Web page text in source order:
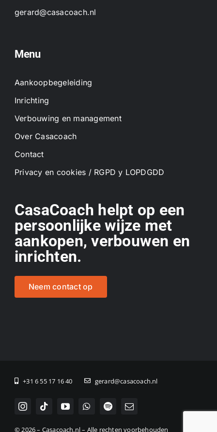
gerard@casacoach.nl
Menu
Aankoopbegeleiding
Inrichting
Verbouwing en management
Over Casacoach
Contact
Privacy en cookies / RGPD y LOPDGDD
CasaCoach helpt op een
persoonlijke wijze met
aankopen, verbouwen en
inrichten.
Neem contact op
+31 6 55 17 16 40 gerard@casacoach.nl
© 2026 – Casacoach.nl – Alle rechten voorbehouden